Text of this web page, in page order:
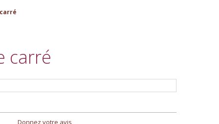
carré
Donnez votre avis